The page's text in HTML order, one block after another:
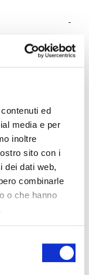
ed
media e per
inoltre
sito con i
dei dati web,
combinarle
o che hanno